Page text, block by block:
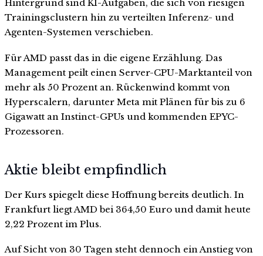
Hintergrund sind KI-Aufgaben, die sich von riesigen
Trainingsclustern hin zu verteilten Inferenz- und
Agenten-Systemen verschieben.
Für AMD passt das in die eigene Erzählung. Das
Management peilt einen Server-CPU-Marktanteil von
mehr als 50 Prozent an. Rückenwind kommt von
Hyperscalern, darunter Meta mit Plänen für bis zu 6
Gigawatt an Instinct-GPUs und kommenden EPYC-
Prozessoren.
Aktie bleibt empfindlich
Der Kurs spiegelt diese Hoffnung bereits deutlich. In
Frankfurt liegt AMD bei 364,50 Euro und damit heute
2,22 Prozent im Plus.
Auf Sicht von 30 Tagen steht dennoch ein Anstieg von